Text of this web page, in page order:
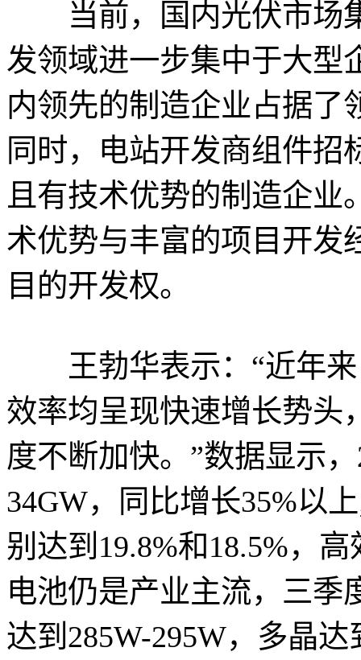
当前，国内光伏市场
发领域进一步集中于大型
内领先的制造企业占据了
同时，电站开发商组件
且有技术优势的制造企
术优势与丰富的项目开发
目的开发权。
王勃华表示：“近年来
效率均呈现快速增长势头
度不断加快。”数据显示
34GW，同比增长35%以
别达到19.8%和18.5%，
电池仍是产业主流，三季
达到285W-295W，多晶达